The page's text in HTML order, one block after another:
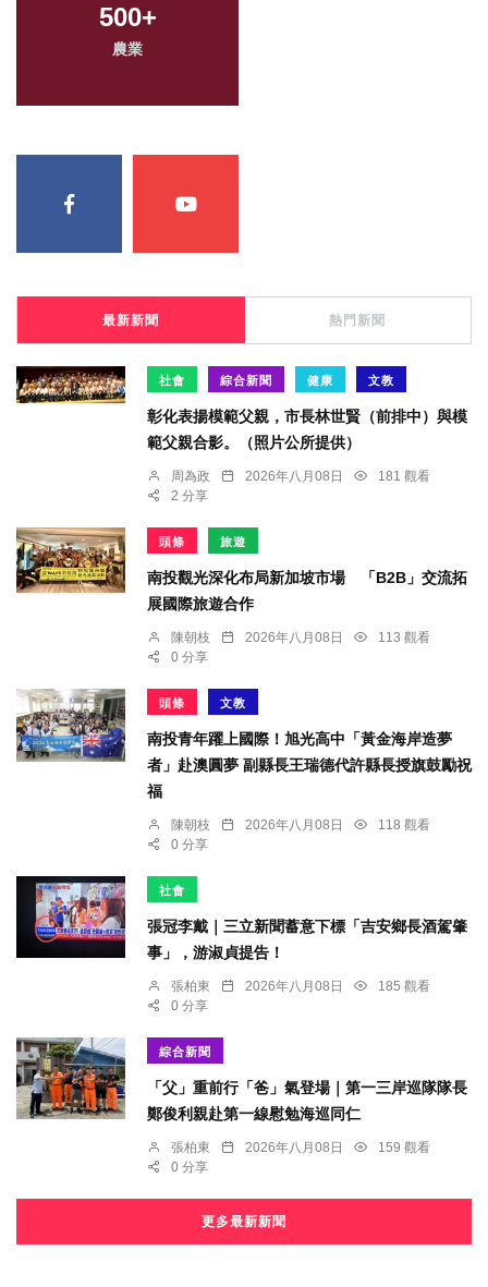
500+
農業
最新新聞 熱門新聞
社會 綜合新聞 健康 文教
彰化表揚模範父親，市長林世賢（前排中）與模
範父親合影。（照片公所提供）
周為政 2026年八月08日
181 觀看
2 分享
頭條 旅遊
南投觀光深化布局新加坡市場 「B2B」交流拓
展國際旅遊合作
陳朝枝 2026年八月08日
113 觀看
0 分享
頭條 文教
南投青年躍上國際！旭光高中「黃金海岸造夢
者」赴澳圓夢 副縣長王瑞德代許縣長授旗鼓勵祝
福
陳朝枝 2026年八月08日
118 觀看
0 分享
社會
張冠李戴｜三立新聞蓄意下標「吉安鄉長酒駕肇
事」，游淑貞提告！
張柏東 2026年八月08日
185 觀看
0 分享
綜合新聞
「父」重前行「爸」氣登場｜第一三岸巡隊隊長
鄭俊利親赴第一線慰勉海巡同仁
張柏東 2026年八月08日
159 觀看
0 分享
更多最新新聞